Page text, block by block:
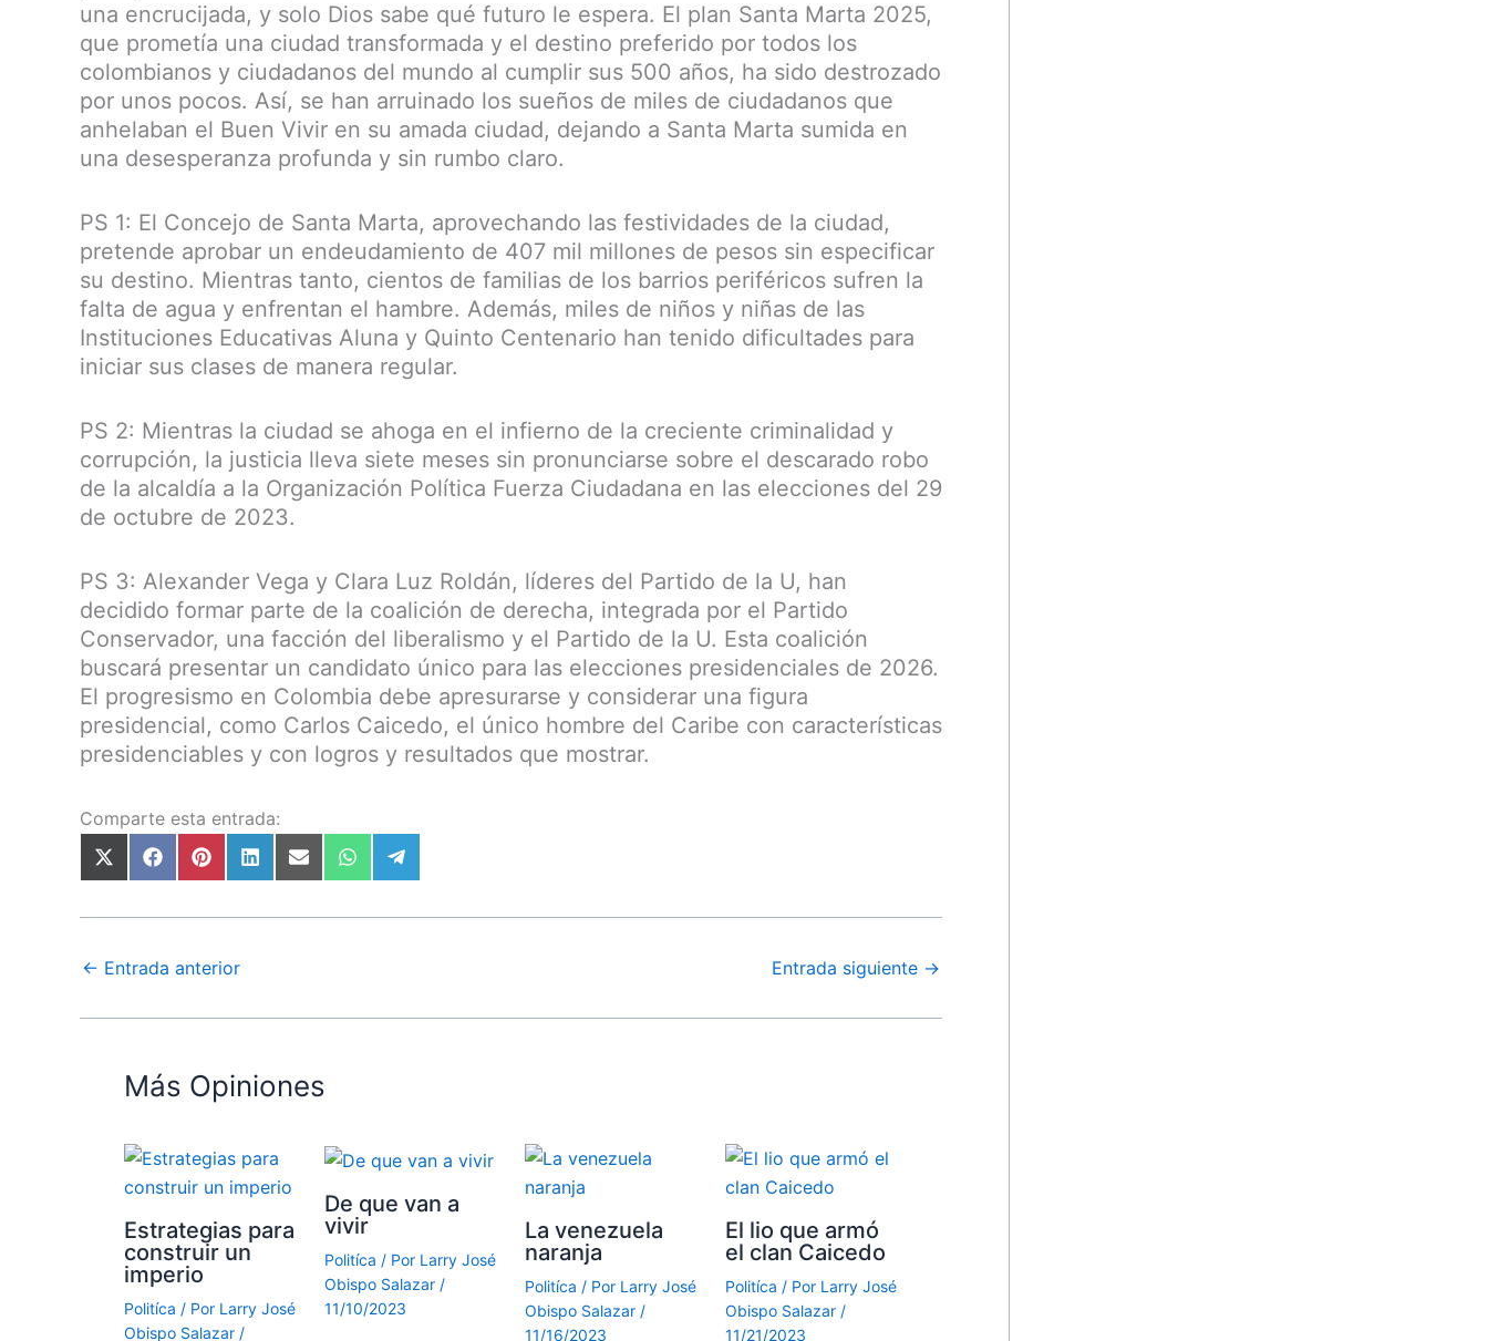
una encrucijada, y solo Dios sabe qué futuro le espera. El plan Santa Marta 2025,
que prometía una ciudad transformada y el destino preferido por todos los
colombianos y ciudadanos del mundo al cumplir sus 500 años, ha sido destrozado
por unos pocos. Así, se han arruinado los sueños de miles de ciudadanos que
anhelaban el Buen Vivir en su amada ciudad, dejando a Santa Marta sumida en
una desesperanza profunda y sin rumbo claro.
PS 1: El Concejo de Santa Marta, aprovechando las festividades de la ciudad,
pretende aprobar un endeudamiento de 407 mil millones de pesos sin especificar
su destino. Mientras tanto, cientos de familias de los barrios periféricos sufren la
falta de agua y enfrentan el hambre. Además, miles de niños y niñas de las
Instituciones Educativas Aluna y Quinto Centenario han tenido dificultades para
iniciar sus clases de manera regular.
PS 2: Mientras la ciudad se ahoga en el infierno de la creciente criminalidad y
corrupción, la justicia lleva siete meses sin pronunciarse sobre el descarado robo
de la alcaldía a la Organización Política Fuerza Ciudadana en las elecciones del 29
de octubre de 2023.
PS 3: Alexander Vega y Clara Luz Roldán, líderes del Partido de la U, han
decidido formar parte de la coalición de derecha, integrada por el Partido
Conservador, una facción del liberalismo y el Partido de la U. Esta coalición
buscará presentar un candidato único para las elecciones presidenciales de 2026.
El progresismo en Colombia debe apresurarse y considerar una figura
presidencial, como Carlos Caicedo, el único hombre del Caribe con características
presidenciables y con logros y resultados que mostrar.
Comparte esta entrada:
← Entrada anterior Entrada siguiente →
Más Opiniones
Estrategias para
construir un
imperio
Politíca / Por Larry José
Obispo Salazar /
De que van a
vivir
Politíca / Por Larry José
Obispo Salazar /
11/10/2023
La venezuela
naranja
Politíca / Por Larry José
Obispo Salazar /
11/16/2023
El lio que armó
el clan Caicedo
Politíca / Por Larry José
Obispo Salazar /
11/21/2023